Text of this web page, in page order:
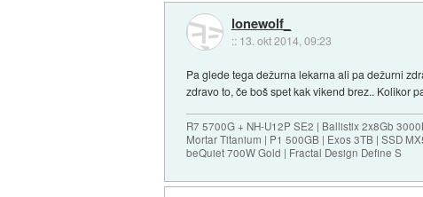
lonewolf_
:: 13. okt 2014, 09:23
Pa glede tega dežurna lekarna ali pa dežurni
zdravo to, če boš spet kak vikend brez.. Kolikor
R7 5700G + NH-U12P SE2 | Ballistix 2x8Gb
Mortar Titanium | P1 500GB | Exos 3TB | SSD
beQuiet 700W Gold | Fractal Design Define S